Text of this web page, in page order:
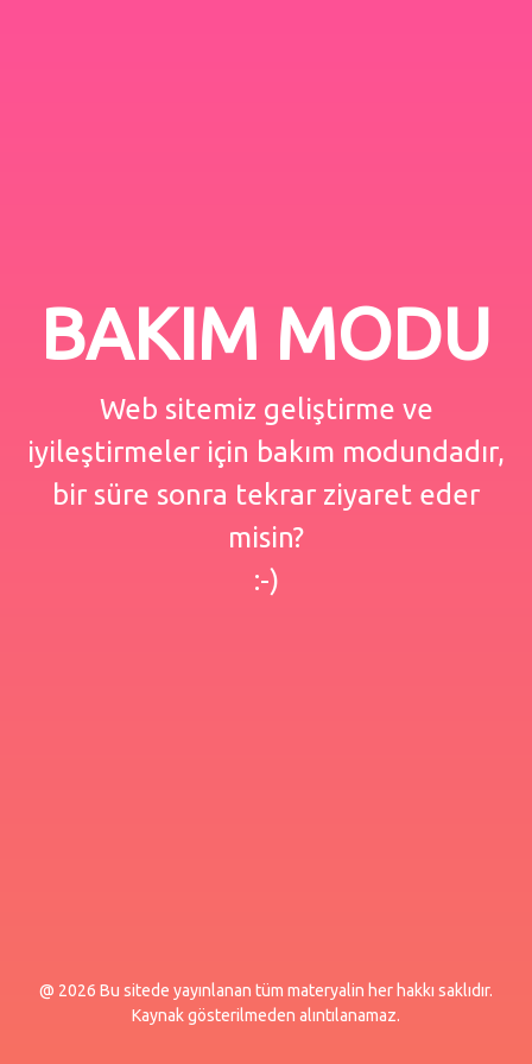
BAKIM MODU
Web sitemiz geliştirme ve
iyileştirmeler için bakım modundadır,
bir süre sonra tekrar ziyaret eder
misin?
:-)
@ 2026 Bu sitede yayınlanan tüm materyalin her hakkı saklıdır.
Kaynak gösterilmeden alıntılanamaz.